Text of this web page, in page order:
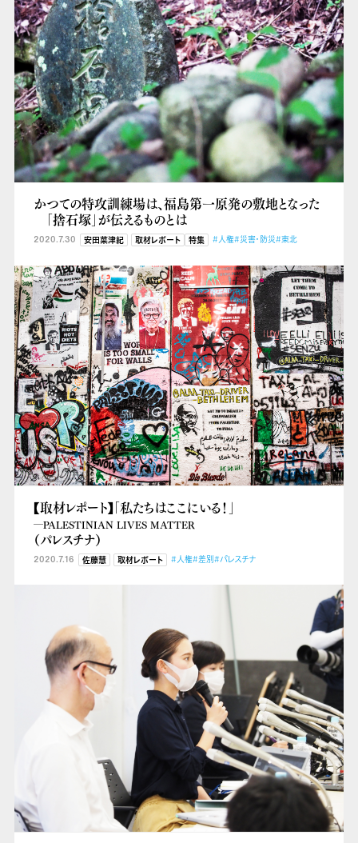
かつての特攻訓練場は、福島第一原発の敷地となった
「捨石塚」が伝えるものとは
2020.7.30 安田菜津紀 取材レポート 特集 #人権#災害・防災#東北
【取材レポート】「私たちはここにいる！」
―PALESTINIAN LIVES MATTER
（パレスチナ）
2020.7.16 佐藤慧 取材レポート #人権#差別#パレスチナ